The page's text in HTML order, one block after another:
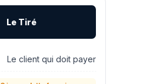
Le Tiré
Le client qui doit payer